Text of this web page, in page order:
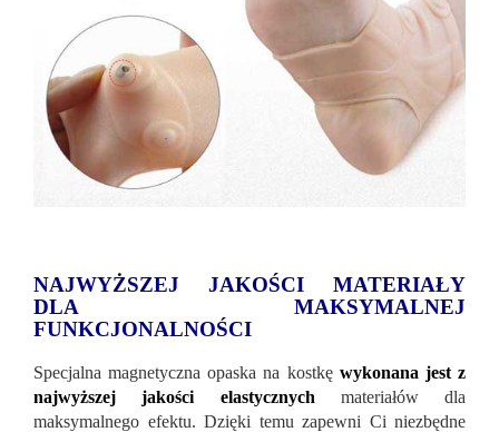
NAJWYŻSZEJ JAKOŚCI MATERIAŁY
DLA MAKSYMALNEJ
FUNKCJONALNOŚCI
Specjalna magnetyczna opaska na kostkę wykonana jest z
najwyższej jakości elastycznych
materiałów dla
maksymalnego efektu. Dzięki temu zapewni Ci niezbędne